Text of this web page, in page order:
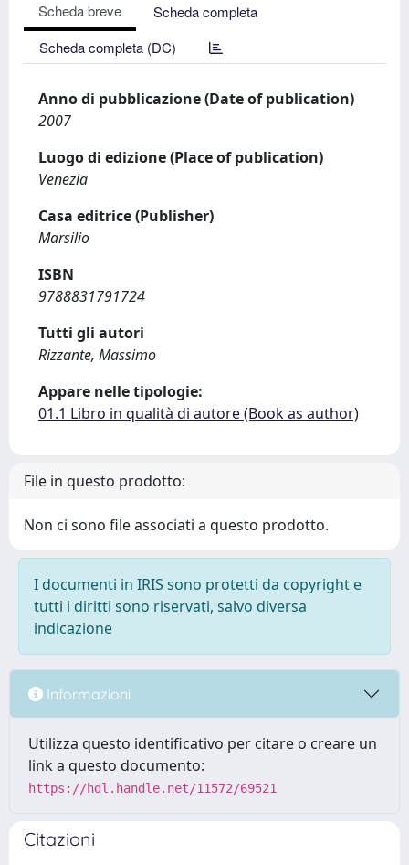
Scheda breve
Scheda completa
Scheda completa (DC)
Anno di pubblicazione (Date of publication)
2007
Luogo di edizione (Place of publication)
Venezia
Casa editrice (Publisher)
Marsilio
ISBN
9788831791724
Tutti gli autori
Rizzante, Massimo
Appare nelle tipologie:
01.1 Libro in qualità di autore (Book as author)
File in questo prodotto:
Non ci sono file associati a questo prodotto.
I documenti in IRIS sono protetti da copyright e
tutti i diritti sono riservati, salvo diversa
indicazione
Informazioni
Utilizza questo identificativo per citare o creare un
link a questo documento:
https://hdl.handle.net/11572/69521
Citazioni